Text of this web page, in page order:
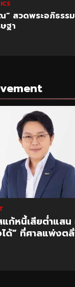
ดพระอภิธรรมศพ
min read
MOVEMENT
Academy ร่ว
แชร์ผลสำเร็จ